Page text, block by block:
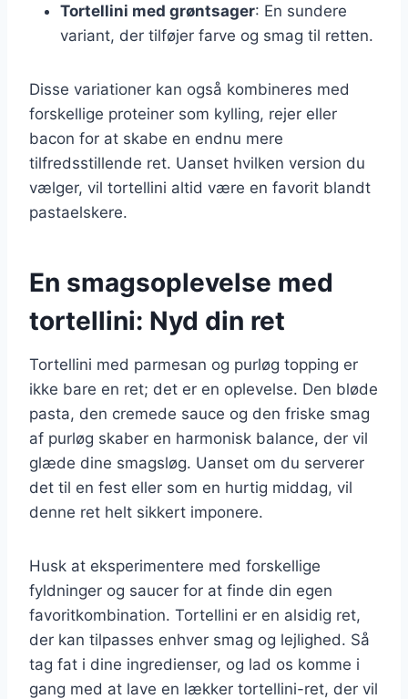
Tortellini med grøntsager: En sundere
variant, der tilføjer farve og smag til retten.
Disse variationer kan også kombineres med
forskellige proteiner som kylling, rejer eller
bacon for at skabe en endnu mere
tilfredsstillende ret. Uanset hvilken version du
vælger, vil tortellini altid være en favorit blandt
pastaelskere.
En smagsoplevelse med
tortellini: Nyd din ret
Tortellini med parmesan og purløg topping er
ikke bare en ret; det er en oplevelse. Den bløde
pasta, den cremede sauce og den friske smag
af purløg skaber en harmonisk balance, der vil
glæde dine smagsløg. Uanset om du serverer
det til en fest eller som en hurtig middag, vil
denne ret helt sikkert imponere.
Husk at eksperimentere med forskellige
fyldninger og saucer for at finde din egen
favoritkombination. Tortellini er en alsidig ret,
der kan tilpasses enhver smag og lejlighed. Så
tag fat i dine ingredienser, og lad os komme i
gang med at lave en lækker tortellini-ret, der vil